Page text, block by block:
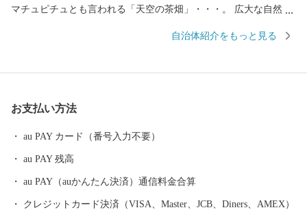
マチュピチュとも言われる「天空の茶畑」・・・。 広大な自然に
ともに支え合い知恵を出し合い、健康で幸せな暮らしを創りあげ
自治体紹介をもっと見る
お支払い方法
au PAY カード（番号入力不要）
au PAY 残高
au PAY（auかんたん決済）通信料金合算
クレジットカード決済（VISA、Master、JCB、Diners、AMEX）